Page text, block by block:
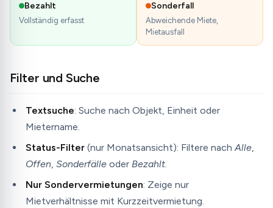
Bezahlt
Vollständig erfasst
Sonderfall
Abweichende Miete,
Mietausfall
Filter und Suche
Textsuche: Suche nach Objekt, Einheit oder
Mietername.
Status-Filter (nur Monatsansicht): Filtere nachAlle,
Offen, Sonderfälle oder Bezahlt.
Nur Sondervermietungen: Zeige nur
Mietverhältnisse mit Kurzzeitvermietung.